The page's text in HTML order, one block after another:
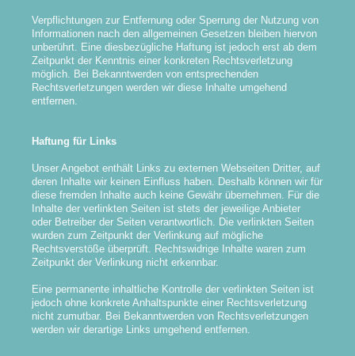
Verpflichtungen zur Entfernung oder Sperrung der Nutzung von
Informationen nach den allgemeinen Gesetzen bleiben hiervon
unberührt. Eine diesbezügliche Haftung ist jedoch erst ab dem
Zeitpunkt der Kenntnis einer konkreten Rechtsverletzung
möglich. Bei Bekanntwerden von entsprechenden
Rechtsverletzungen werden wir diese Inhalte umgehend
entfernen.
Haftung für Links
Unser Angebot enthält Links zu externen Webseiten Dritter, auf
deren Inhalte wir keinen Einfluss haben. Deshalb können wir für
diese fremden Inhalte auch keine Gewähr übernehmen. Für die
Inhalte der verlinkten Seiten ist stets der jeweilige Anbieter
oder Betreiber der Seiten verantwortlich. Die verlinkten Seiten
wurden zum Zeitpunkt der Verlinkung auf mögliche
Rechtsverstöße überprüft. Rechtswidrige Inhalte waren zum
Zeitpunkt der Verlinkung nicht erkennbar.
Eine permanente inhaltliche Kontrolle der verlinkten Seiten ist
jedoch ohne konkrete Anhaltspunkte einer Rechtsverletzung
nicht zumutbar. Bei Bekanntwerden von Rechtsverletzungen
werden wir derartige Links umgehend entfernen.